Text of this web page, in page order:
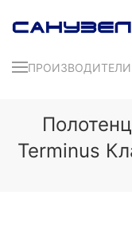
ПРОИЗВОДИТЕЛИ
Terminus